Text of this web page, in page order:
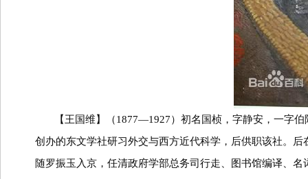
【王国维】（1877—1927）初名国桢，字静安，一字
创办的东文学社研习外交与西方近代科学，后供职该社。
随罗振玉入京，任清政府学部总务司行走、图书馆编译、